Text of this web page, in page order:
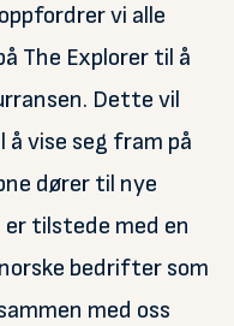
vi alle
The Explorer til å
Dette vil
vise seg fram på
dører til nye
er tilstede med en
bedrifter som
med oss